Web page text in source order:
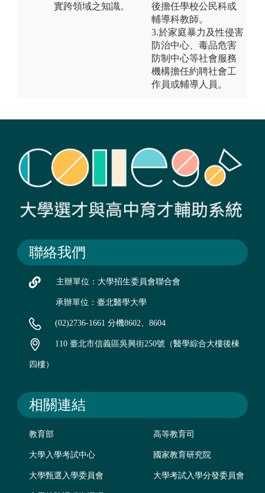
實跨領域之知識。
後擔任學校公民科或
輔導科教師。
3.於家庭暴力及性侵害
防治中心、毒品危害
防制中心等社會服務
機構擔任約聘社會工
作員或輔導人員。
聯絡我們
主辦單位：大學招生委員會聯合會
承辦單位：臺北醫學大學
(02)2736-1661 分機8602、8604
110 臺北市信義區吳興街250號（醫學綜合大樓後棟
四樓）
相關連結
教育部 高等教育司
大學入學考試中心 國家教育研究院
大學甄選入學委員會 大學考試入學分發委員會